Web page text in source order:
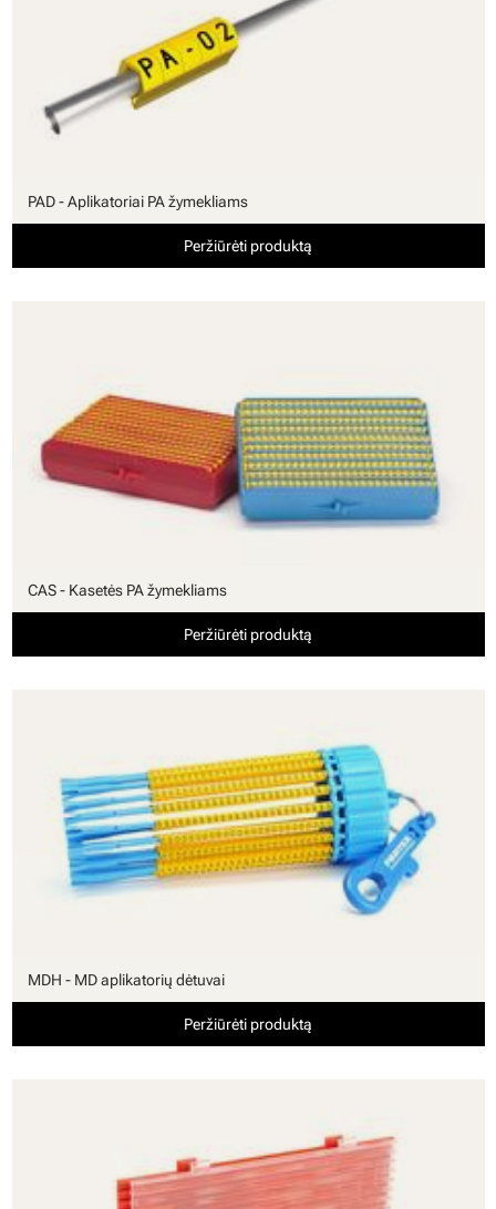
PAD - Aplikatoriai PA žymekliams
Peržiūrėti produktą
CAS - Kasetės PA žymekliams
Peržiūrėti produktą
MDH - MD aplikatorių dėtuvai
Peržiūrėti produktą